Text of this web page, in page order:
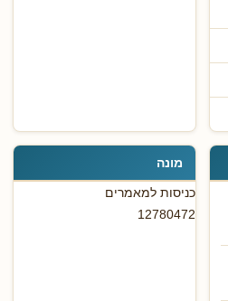
מונה
כניסות למאמרים
12780472